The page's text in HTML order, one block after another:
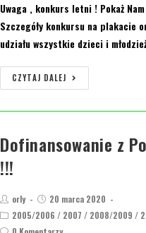
Uwaga , konkurs letni ! Pokaż
Szczegóły konkursu na plakacie
udziału wszystkie dzieci i
CZYTAJ DALEJ
Dofinansowanie z
!!!
orly
20 marca 2020
2005/2006 / 2007 / 2008/2009 /